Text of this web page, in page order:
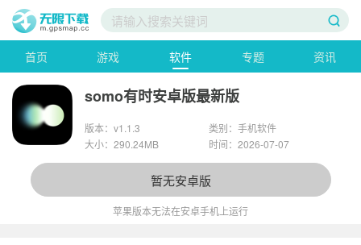
首页 游戏 软件 专题 资讯
somo有时安卓版最新版
版本：v1.1.3
类别：手机软件
大小：290.24MB
时间：2026-07-07
暂无安卓版
苹果版本无法在安卓手机上运行